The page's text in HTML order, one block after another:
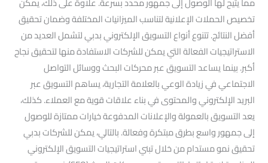
تخصيص الحملات الإعلانية لتناسب الميزانيات المختلفة وضمان تحقيق
أفضل النتائج. تتنوع أنواع التسويق الإلكتروني بدبي لتشمل العديد من
الاستراتيجيات الفعالة التي يمكن للشركات الاستفادة منها لتحقيق نجاح
أكبر. بينما يساعد التسويق عبر محركات البحث ووسائل التواصل
الاجتماعي في زيادة الوعي بالعلامة التجارية، يساهم التسويق عبر
البريد الإلكتروني والمحتوى في بناء علاقات قوية مع العملاء. كذلك،
يعد التسويق بالعمولة والإعلانات المدفوعة خيارات ممتازة للوصول
إلى جمهور واسع بطرق مبتكرة وفعالة. بالتالي، يمكن للشركات بدبي
تحقيق نمو مستدام من خلال تبني استراتيجيات التسويق الإلكتروني